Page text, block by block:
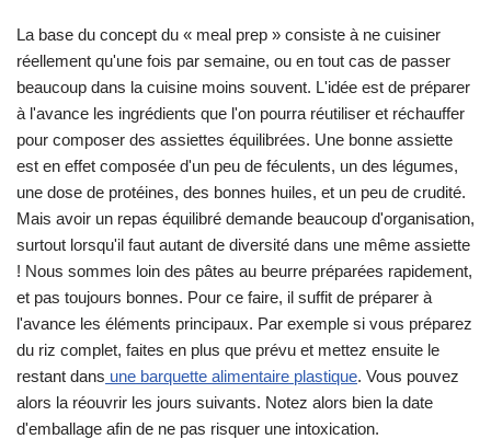
La base du concept du « meal prep » consiste à ne cuisiner
réellement qu'une fois par semaine, ou en tout cas de passer
beaucoup dans la cuisine moins souvent. L'idée est de préparer
à l'avance les ingrédients que l'on pourra réutiliser et réchauffer
pour composer des assiettes équilibrées. Une bonne assiette
est en effet composée d'un peu de féculents, un des légumes,
une dose de protéines, des bonnes huiles, et un peu de crudité.
Mais avoir un repas équilibré demande beaucoup d'organisation,
surtout lorsqu'il faut autant de diversité dans une même assiette
! Nous sommes loin des pâtes au beurre préparées rapidement,
et pas toujours bonnes. Pour ce faire, il suffit de préparer à
l'avance les éléments principaux. Par exemple si vous préparez
du riz complet, faites en plus que prévu et mettez ensuite le
restant dans une barquette alimentaire plastique. Vous pouvez
alors la réouvrir les jours suivants. Notez alors bien la date
d'emballage afin de ne pas risquer une intoxication.